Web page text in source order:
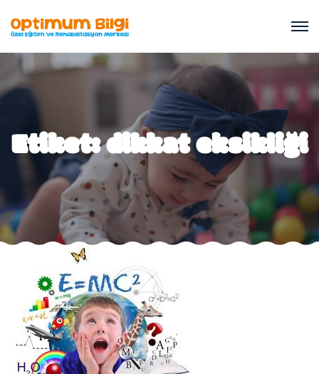
Etiket:dikkat eksikliği